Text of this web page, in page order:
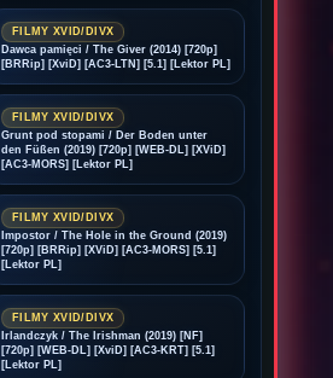
FILMY XVID/DIVX
Dawca pamięci / The Giver (2014) [720p]
[BRRip] [XviD] [AC3-LTN] [5.1] [Lektor PL]
FILMY XVID/DIVX
Grunt pod stopami / Der Boden unter
den Füßen (2019) [720p] [WEB-DL] [XViD]
[AC3-MORS] [Lektor PL]
FILMY XVID/DIVX
Impostor / The Hole in the Ground (2019)
[720p] [BRRip] [XViD] [AC3-MORS] [5.1]
[Lektor PL]
FILMY XVID/DIVX
Irlandczyk / The Irishman (2019) [NF]
[720p] [WEB-DL] [XviD] [AC3-KRT] [5.1]
[Lektor PL]